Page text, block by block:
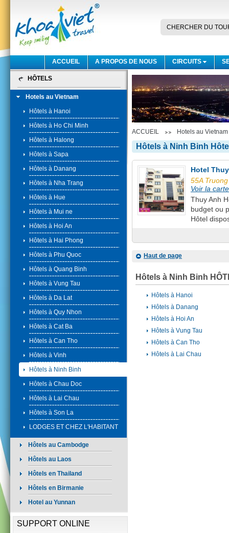
CHERCHER DU
CIRCUITS
A PROPOS DE NOUS
ACCUEIL
HÔTELS
Hotels au Vietnam
Hôtels à Hanoi
Hôtels à Ho Chi Minh
Hôtels à Halong
Hôtels à Sapa
Hôtels à Danang
Hôtels à Nha Trang
Hôtels à Hue
Hôtels à Mui ne
Hôtels à Hoi An
Hôtels à Hai Phong
Hôtels à Phu Quoc
Hôtels à Quang Binh
Hôtels à Vung Tau
Hôtels à Da Lat
Hôtels à Quy Nhon
Hôtels à Cat Ba
Hôtels à Can Tho
Hôtels à Vinh
Hôtels à Ninh Binh
Hôtels à Chau Doc
Hôtels à Lai Chau
Hôtels à Son La
LODGES ET CHEZ L'HABITANT
Hôtels au Cambodge
Hôtels au Laos
Hôtels en Thailand
Hôtels en Birmanie
Hotel au Yunnan
SUPPORT ONLINE
ACCUEIL Hotels au
Hôtels à Ninh Binh
Hotel
55A
Voir la carte
Thuy Anh
budget ou
Hôtel
Haut de page
Hôtels à Ninh Binh
Hôtels à Hanoi
Hôtels à Danang
Hôtels à Hoi An
Hôtels à Vung Tau
Hôtels à Can Tho
Hôtels à Lai Chau